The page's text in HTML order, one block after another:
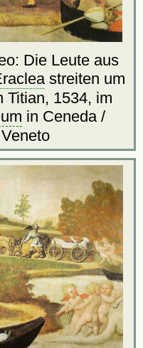
Die Leute aus
streiten um
Titian, 1534, im
in Ceneda /